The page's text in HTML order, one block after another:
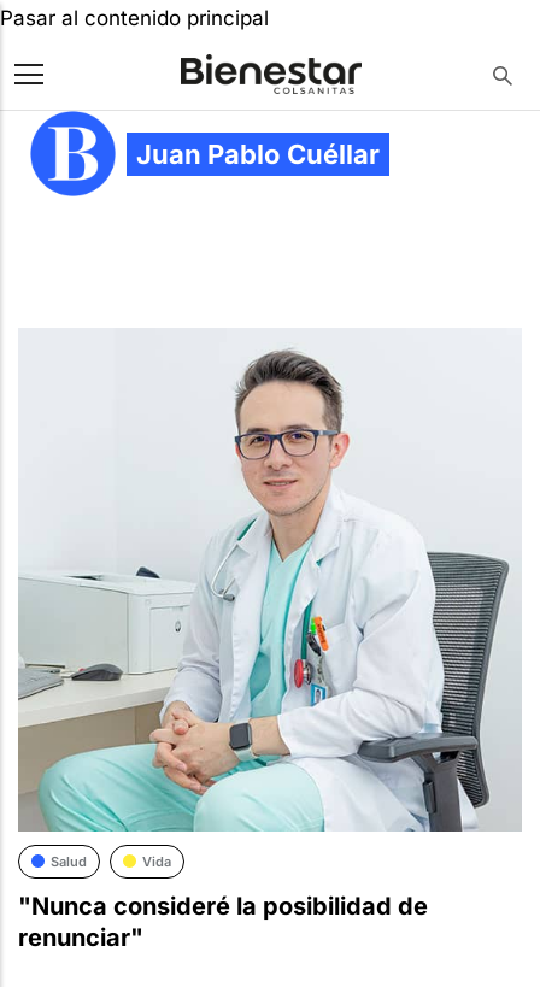
Pasar al contenido principal
Juan Pablo Cuéllar
Salud Vida
"Nunca consideré la posibilidad de
renunciar"